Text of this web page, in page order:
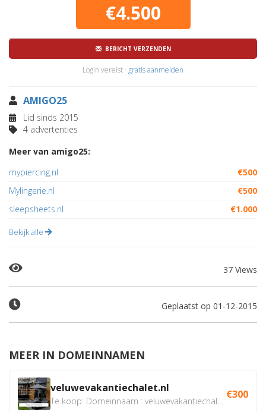
€4.500
BERICHT VERZENDEN
Login vereist · gratis aanmelden
AMIGO25
Lid sinds 2015
4 advertenties
Meer van amigo25:
mypiercing.nl
€500
Mylingerie.nl
€500
sleepsheets.nl
€1.000
Bekijk alle
37 Views
Geplaatst op 01-12-2015
MEER IN DOMEINNAMEN
veluwevakantiechalet.nl €300